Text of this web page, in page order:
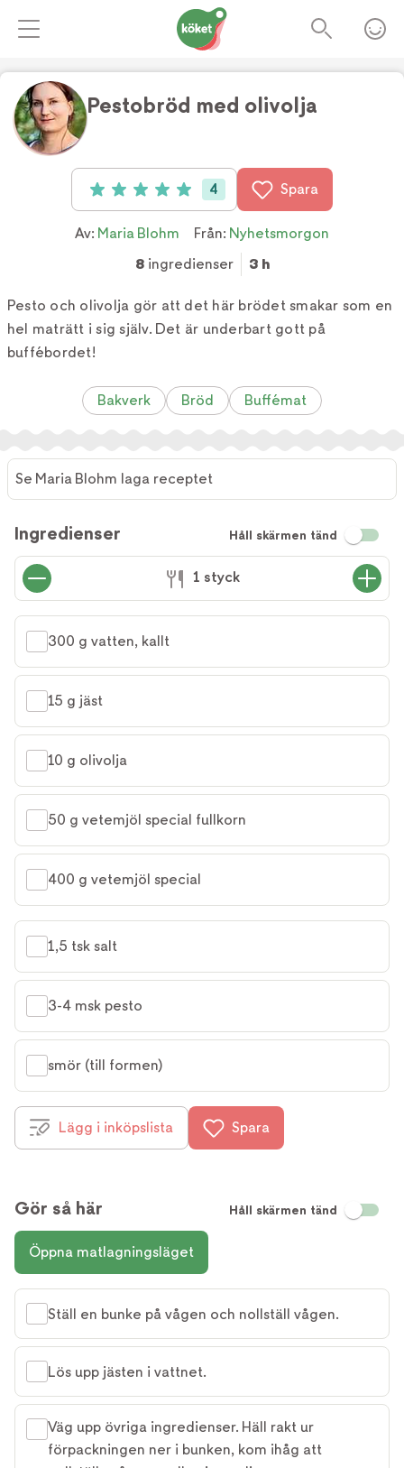
Pestobröd med olivolja
Betyg: 5 av 5 (4 röster)
4 Spara
Av: Maria Blohm Från: Nyhetsmorgon
8ingredienser 3 h
Pesto och olivolja gör att det här brödet smakar som en
hel maträtt i sig själv. Det är underbart gott på
buffébordet!
Bakverk Bröd Buffémat
Se Maria Blohm laga receptet
Ingredienser Håll skärmen tänd
1 styck
300 g vatten, kallt
15 g jäst
10 g olivolja
50 g vetemjöl special fullkorn
400 g vetemjöl special
1,5 tsk salt
3-4 msk pesto
smör (till formen)
Lägg i inköpslista Spara
Gör så här Håll skärmen tänd
Öppna matlagningsläget
Ställ en bunke på vågen och nollställ vågen.
Lös upp jästen i vattnet.
Väg upp övriga ingredienser. Häll rakt ur
förpackningen ner i bunken, kom ihåg att